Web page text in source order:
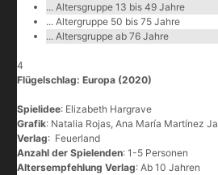
... Altersgruppe 13 bis 49 Jahre
... Altergruppe 50 bis 75 Jahre
... Altersgruppe ab 76 Jahre
4
Flügelschlag: Europa (2020)
Spielidee: Elizabeth Hargrave
Grafik: Natalia Rojas, Ana María Martínez
Verlag: Feuerland
Anzahl der Spielenden: 1-5 Personen
Altersempfehlung Verlag: Ab 10 Jahren